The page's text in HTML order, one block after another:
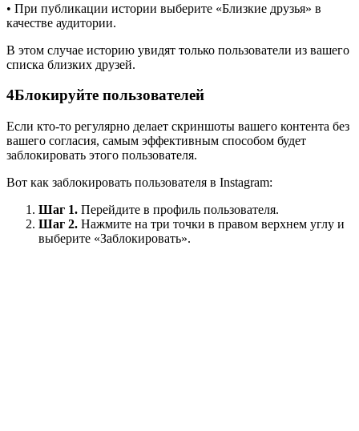
• При публикации истории выберите «Близкие друзья» в
качестве аудитории.
В этом случае историю увидят только пользователи из вашего
списка близких друзей.
4Блокируйте пользователей
Если кто-то регулярно делает скриншоты вашего контента без
вашего согласия, самым эффективным способом будет
заблокировать этого пользователя.
Вот как заблокировать пользователя в Instagram:
Шаг 1. Перейдите в профиль пользователя.
Шаг 2. Нажмите на три точки в правом верхнем углу и
выберите «Заблокировать».